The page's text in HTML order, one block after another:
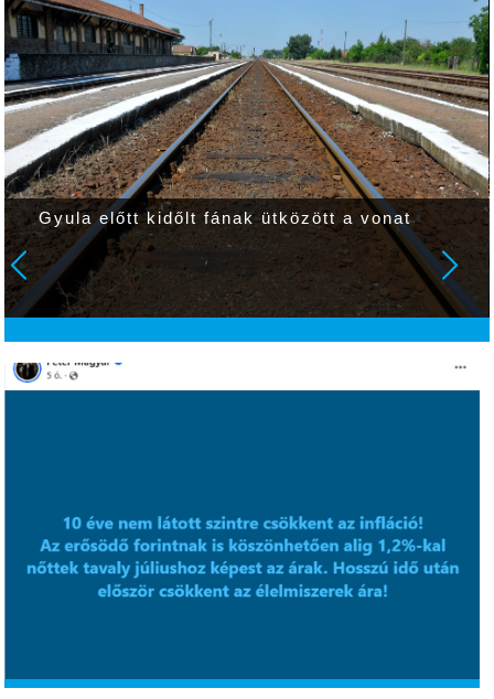
Gyula előtt kidőlt fának ütközött a vonat